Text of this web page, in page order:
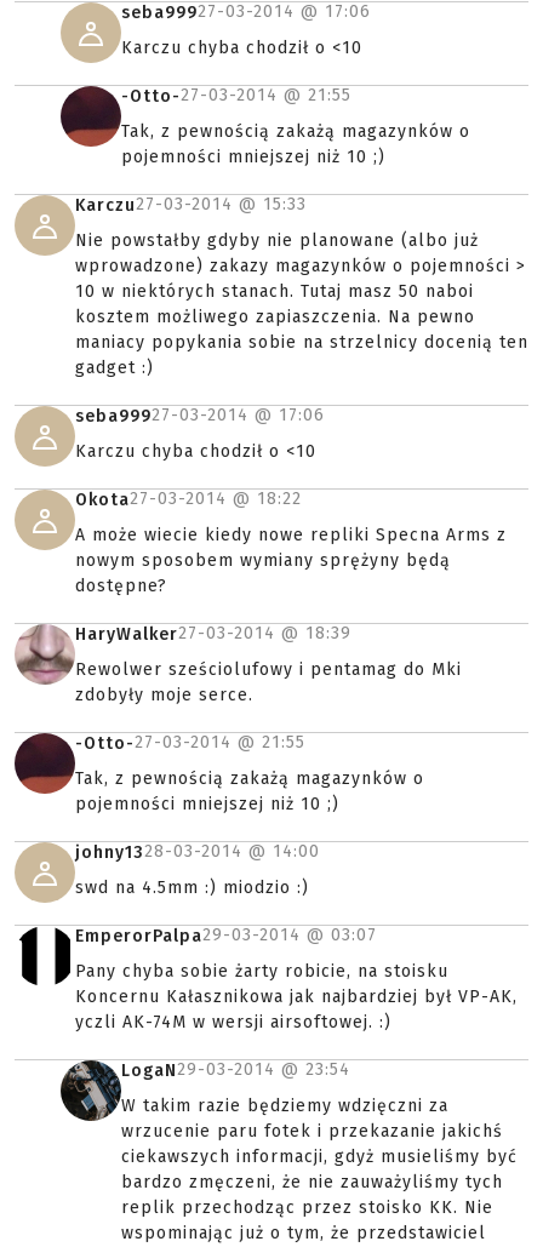
seba99927-03-2014 @ 17:06
Karczu chyba chodził o <10
-Otto-27-03-2014 @ 21:55
Tak, z pewnością zakażą magazynków o
pojemności mniejszej niż 10 ;)
Karczu27-03-2014 @ 15:33
Nie powstałby gdyby nie planowane (albo już
wprowadzone) zakazy magazynków o pojemności >
10 w niektórych stanach. Tutaj masz 50 naboi
kosztem możliwego zapiaszczenia. Na pewno
maniacy popykania sobie na strzelnicy docenią ten
gadget :)
seba99927-03-2014 @ 17:06
Karczu chyba chodził o <10
Okota27-03-2014 @ 18:22
A może wiecie kiedy nowe repliki Specna Arms z
nowym sposobem wymiany sprężyny będą
dostępne?
HaryWalker27-03-2014 @ 18:39
Rewolwer sześciolufowy i pentamag do Mki
zdobyły moje serce.
-Otto-27-03-2014 @ 21:55
Tak, z pewnością zakażą magazynków o
pojemności mniejszej niż 10 ;)
johny1328-03-2014 @ 14:00
swd na 4.5mm :) miodzio :)
EmperorPalpa29-03-2014 @ 03:07
Pany chyba sobie żarty robicie, na stoisku
Koncernu Kałasznikowa jak najbardziej był VP-AK,
yczli AK-74M w wersji airsoftowej. :)
LogaN29-03-2014 @ 23:54
W takim razie będziemy wdzięczni za
wrzucenie paru fotek i przekazanie jakichś
ciekawszych informacji, gdyż musieliśmy być
bardzo zmęczeni, że nie zauważyliśmy tych
replik przechodząc przez stoisko KK. Nie
wspominając już o tym, że przedstawiciel